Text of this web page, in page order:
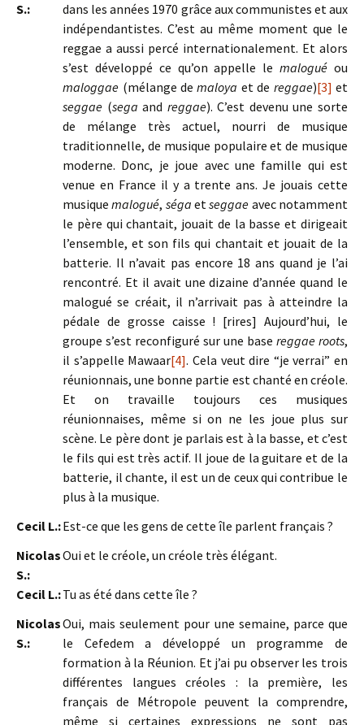
S.:
dans les années 1970 grâce aux communistes et aux
indépendantistes. C’est au même moment que le
reggae a aussi percé internationalement. Et alors
s’est développé ce qu’on appelle lemalogué ou
maloggae (mélange demaloya et de reggae)[3] et
seggae (sega and reggae). C’est devenu une sorte
de mélange très actuel, nourri de musique
traditionnelle, de musique populaire et de musique
moderne. Donc, je joue avec une famille qui est
venue en France il y a trente ans. Je jouais cette
musiquemalogué, séga etseggae avec notamment
le père qui chantait, jouait de la basse et dirigeait
l’ensemble, et son fils qui chantait et jouait de la
batterie. Il n’avait pas encore 18 ans quand je l’ai
rencontré. Et il avait une dizaine d’année quand le
malogué se créait, il n’arrivait pas à atteindre la
pédale de grosse caisse ! [rires] Aujourd’hui, le
groupe s’est reconfiguré sur une basereggae roots,
il s’appelle Mawaar[4]. Cela veut dire “je verrai” en
réunionnais, une bonne partie est chanté en créole.
Et on travaille toujours ces musiques
réunionnaises, même si on ne les joue plus sur
scène. Le père dont je parlais est à la basse, et c’est
le fils qui est très actif. Il joue de la guitare et de la
batterie, il chante, il est un de ceux qui contribue le
plus à la musique.
Cecil L.:Est-ce que les gens de cette île parlent français ?
Nicolas
S.:
Oui et le créole, un créole très élégant.
Cecil L.:Tu as été dans cette île ?
Nicolas
S.:
Oui, mais seulement pour une semaine, parce que
le Cefedem a développé un programme de
formation à la Réunion. Et j’ai pu observer les trois
différentes langues créoles : la première, les
français de Métropole peuvent la comprendre,
même si certaines expressions ne sont pas